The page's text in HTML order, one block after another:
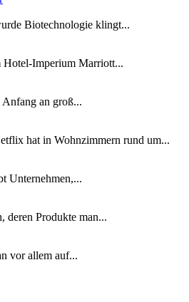
Biotechnologie klingt...
Hotel-Imperium Marriott...
an groß...
hat in Wohnzimmern rund um...
Unternehmen,...
deren Produkte man...
vor allem auf...